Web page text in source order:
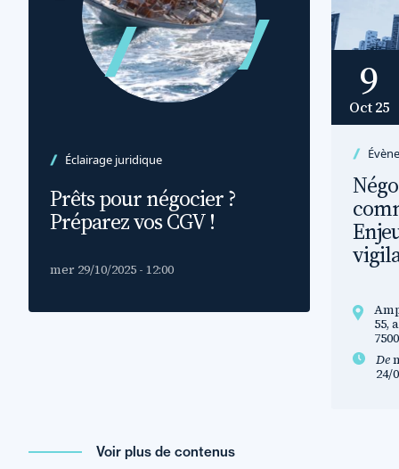
Éclairage juridique
Prêts pour négocier ?
Préparez vos CGV !
mer 29/10/2025 - 12:00
9
Oct 25
55,
De
24/
Voir plus de contenus